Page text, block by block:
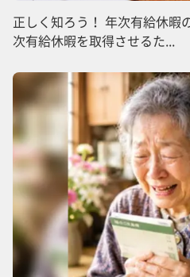
正しく知ろう！ 年次有給休
次有給休暇を取得させるた...